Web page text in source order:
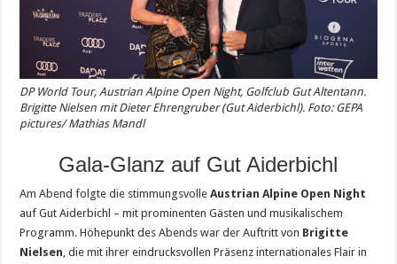
DP World Tour, Austrian Alpine Open Night, Golfclub Gut Altentann.
Brigitte Nielsen mit Dieter Ehrengruber (Gut Aiderbichl). Foto: GEPA
pictures/ Mathias Mandl
Gala-Glanz auf Gut Aiderbichl
Am Abend folgte die stimmungsvolleAustrian Alpine Open Night
auf Gut Aiderbichl – mit prominenten Gästen und musikalischem
Programm. Höhepunkt des Abends war der Auftritt von Brigitte
Nielsen, die mit ihrer eindrucksvollen Präsenz internationales Flair in